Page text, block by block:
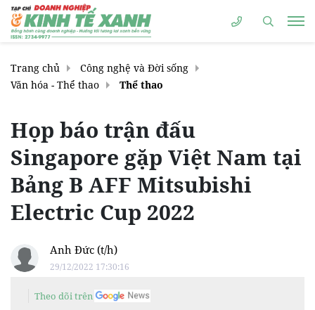
Trang chủ
Công nghệ và Đời sống
Văn hóa - Thể thao
Thể thao
Họp báo trận đấu
Singapore gặp Việt Nam tại
Bảng B AFF Mitsubishi
Electric Cup 2022
Anh Đức (t/h)
29/12/2022 17:30:16
Theo dõi trên